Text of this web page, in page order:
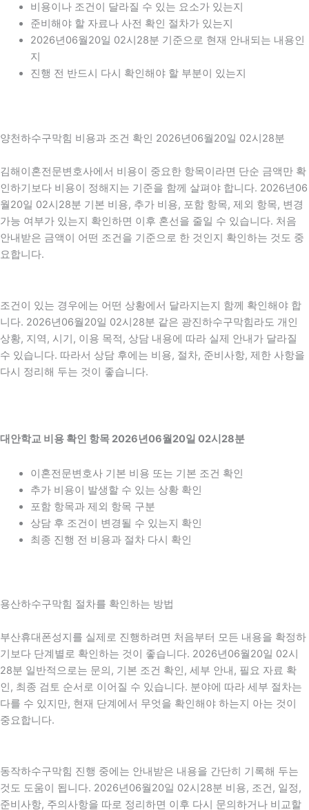
비용이나 조건이 달라질 수 있는 요소가 있는지
준비해야 할 자료나 사전 확인 절차가 있는지
2026년06월20일 02시28분 기준으로 현재 안내되는 내용인
지
진행 전 반드시 다시 확인해야 할 부분이 있는지
양천하수구막힘 비용과 조건 확인 2026년06월20일 02시28분
김해이혼전문변호사에서 비용이 중요한 항목이라면 단순 금액만 확
인하기보다 비용이 정해지는 기준을 함께 살펴야 합니다. 2026년06
월20일 02시28분 기본 비용, 추가 비용, 포함 항목, 제외 항목, 변경
가능 여부가 있는지 확인하면 이후 혼선을 줄일 수 있습니다. 처음
안내받은 금액이 어떤 조건을 기준으로 한 것인지 확인하는 것도 중
요합니다.
조건이 있는 경우에는 어떤 상황에서 달라지는지 함께 확인해야 합
니다. 2026년06월20일 02시28분 같은 광진하수구막힘라도 개인
상황, 지역, 시기, 이용 목적, 상담 내용에 따라 실제 안내가 달라질
수 있습니다. 따라서 상담 후에는 비용, 절차, 준비사항, 제한 사항을
다시 정리해 두는 것이 좋습니다.
대안학교 비용 확인 항목 2026년06월20일 02시28분
이혼전문변호사 기본 비용 또는 기본 조건 확인
추가 비용이 발생할 수 있는 상황 확인
포함 항목과 제외 항목 구분
상담 후 조건이 변경될 수 있는지 확인
최종 진행 전 비용과 절차 다시 확인
용산하수구막힘 절차를 확인하는 방법
부산휴대폰성지를 실제로 진행하려면 처음부터 모든 내용을 확정하
기보다 단계별로 확인하는 것이 좋습니다. 2026년06월20일 02시
28분 일반적으로는 문의, 기본 조건 확인, 세부 안내, 필요 자료 확
인, 최종 검토 순서로 이어질 수 있습니다. 분야에 따라 세부 절차는
다를 수 있지만, 현재 단계에서 무엇을 확인해야 하는지 아는 것이
중요합니다.
동작하수구막힘 진행 중에는 안내받은 내용을 간단히 기록해 두는
것도 도움이 됩니다. 2026년06월20일 02시28분 비용, 조건, 일정,
준비사항, 주의사항을 따로 정리하면 이후 다시 문의하거나 비교할